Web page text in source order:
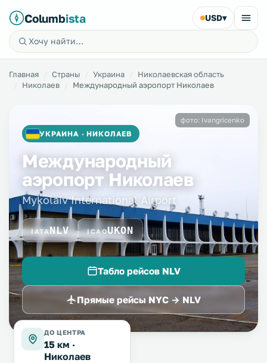
Columbista USD▾
Главная Страны Украина
Николаевская область
Николаев
Международный аэропорт Николаев
УКРАИНА · НИКОЛАЕВ
Международный
аэропорт Николаев
Mykolaiv International Airport
IATANLV ICAOUKON
Табло рейсов NLV
Прямые рейсы NYC → NLV
фото: Ivangricenko
ДО ЦЕНТРА
15 км ·
Николаев